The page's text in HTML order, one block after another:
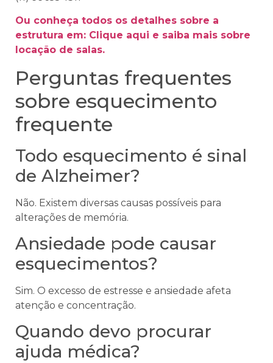
Ou conheça todos os detalhes sobre a
estrutura em: Clique aqui e saiba mais sobre
locação de salas.
Perguntas frequentes
sobre esquecimento
frequente
Todo esquecimento é sinal
de Alzheimer?
Não. Existem diversas causas possíveis para
alterações de memória.
Ansiedade pode causar
esquecimentos?
Sim. O excesso de estresse e ansiedade afeta
atenção e concentração.
Quando devo procurar
ajuda médica?